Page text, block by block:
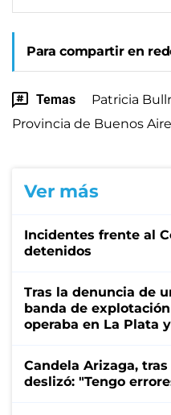
Para compartir en
Temas
Patricia
Provincia de Buenos
Ver más
Incidentes frente al
detenidos
Tras la denuncia de
banda de
operaba en La Plata
Candela Arizaga,
deslizó: "Tengo